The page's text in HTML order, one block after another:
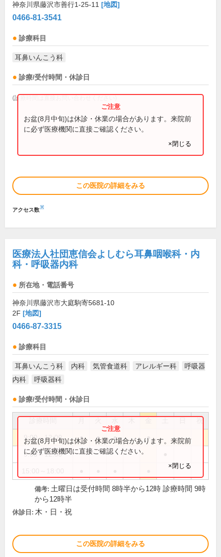
神奈川県藤沢市善行1-25-11 [地図]
0466-81-3541
診療科目
耳鼻いんこう科
診療/受付時間・休診日
(診療時間は直接お問い合わせください)
お盆(8月中旬)は休診・休業の場合があります。来院前
に必ず医療機関に直接ご確認ください。
×閉じる
この医院の詳細をみる
アクセス数※
医療法人社団恵信会よしむら耳鼻咽喉科・内
科・呼吸器内科
所在地・電話番号
神奈川県藤沢市大庭駒寄5681-10
2F [地図]
0466-87-3315
診療科目
耳鼻いんこう科 内科 気管食道科 アレルギー科
呼吸器
内科
呼吸器科
診療/受付時間・休診日
祝
9:00～12:00 ● ● ● ●
9:00～12:30
お盆(8月中旬)は休診・休業の場合があります。来院前
に必ず医療機関に直接ご確認ください。
×閉じる
備考: 土曜日は受付時間 8時半から12時 診療時間 9時
から12時半
休診日: 木・日・祝
この医院の詳細をみる